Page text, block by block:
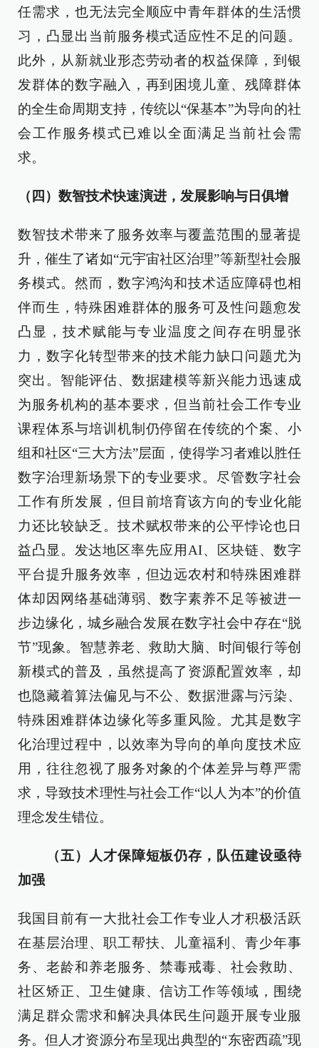
任需求，也无法完全顺应中青年群体的生活惯
习，凸显出当前服务模式适应性不足的问题。
此外，从新就业形态劳动者的权益保障，到银
发群体的数字融入，再到困境儿童、残障群体
的全生命周期支持，传统以“保基本”为导向的社
会工作服务模式已难以全面满足当前社会需
求。
（四）数智技术快速演进，发展影响与日俱增
数智技术带来了服务效率与覆盖范围的显著提
升，催生了诸如“元宇宙社区治理”等新型社会服
务模式。然而，数字鸿沟和技术适应障碍也相
伴而生，特殊困难群体的服务可及性问题愈发
凸显，技术赋能与专业温度之间存在明显张
力，数字化转型带来的技术能力缺口问题尤为
突出。智能评估、数据建模等新兴能力迅速成
为服务机构的基本要求，但当前社会工作专业
课程体系与培训机制仍停留在传统的个案、小
组和社区“三大方法”层面，使得学习者难以胜任
数字治理新场景下的专业要求。尽管数字社会
工作有所发展，但目前培育该方向的专业化能
力还比较缺乏。技术赋权带来的公平悖论也日
益凸显。发达地区率先应用AI、区块链、数字
平台提升服务效率，但边远农村和特殊困难群
体却因网络基础薄弱、数字素养不足等被进一
步边缘化，城乡融合发展在数字社会中存在“脱
节”现象。智慧养老、救助大脑、时间银行等创
新模式的普及，虽然提高了资源配置效率，却
也隐藏着算法偏见与不公、数据泄露与污染、
特殊困难群体边缘化等多重风险。尤其是数字
化治理过程中，以效率为导向的单向度技术应
用，往往忽视了服务对象的个体差异与尊严需
求，导致技术理性与社会工作“以人为本”的价值
理念发生错位。
（五）人才保障短板仍存，队伍建设亟待
加强
我国目前有一大批社会工作专业人才积极活跃
在基层治理、职工帮扶、儿童福利、青少年事
务、老龄和养老服务、禁毒戒毒、社会救助、
社区矫正、卫生健康、信访工作等领域，围绕
满足群众需求和解决具体民生问题开展专业服
务。但人才资源分布呈现出典型的“东密西疏”现